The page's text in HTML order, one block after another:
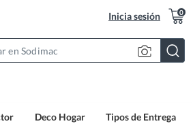
Inicia sesión 0
Deco Hogar Tipos de Entrega